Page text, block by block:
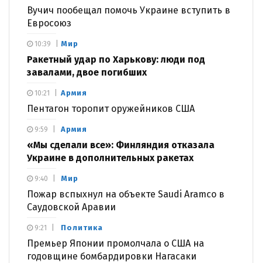
Вучич пообещал помочь Украине вступить в
Евросоюз
Мир
Ракетный удар по Харькову: люди под
завалами, двое погибших
10:39
Армия
Пентагон торопит оружейников США
10:21
Армия
«Мы сделали все»: Финляндия отказала
Украине в дополнительных ракетах
9:59
Мир
Пожар вспыхнул на объекте Saudi Aramco в
Саудовской Аравии
9:40
Политика
Премьер Японии промолчала о США на
годовщине бомбардировки Нагасаки
9:21